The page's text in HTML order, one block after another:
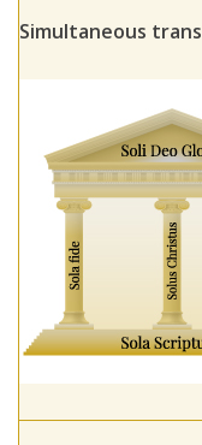
Simultaneous